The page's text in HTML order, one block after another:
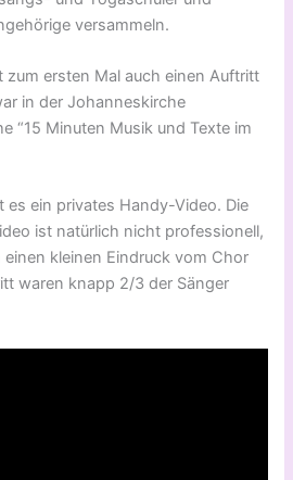
versammeln.
ersten Mal auch einen Auftritt
in der Johanneskirche
“15 Minuten Musik und Texte im
ein privates Handy-Video. Die
ist natürlich nicht professionell,
kleinen Eindruck vom Chor
waren knapp 2/3 der Sänger